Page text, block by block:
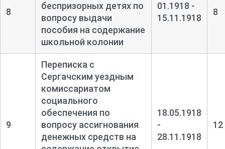
8
беспризорных детях по
вопросу выдачи
пособия на содержание
школьной колонии
01.1918 -
15.11.1918
8
9
Переписка с
Сергачским уездным
комиссариатом
социального
обеспечения по
вопросу ассигнования
денежных средств на
18.05.1918
-
28.11.1918
12